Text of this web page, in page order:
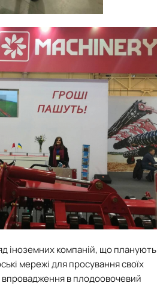
іноземних компаній, що планують
мережі для просування своїх
впровадження в плодоовочевий